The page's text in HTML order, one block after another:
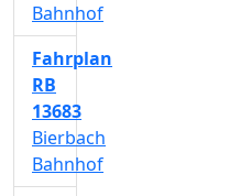
Bahnhof
Fahrplan
RB
13683
Bierbach
Bahnhof